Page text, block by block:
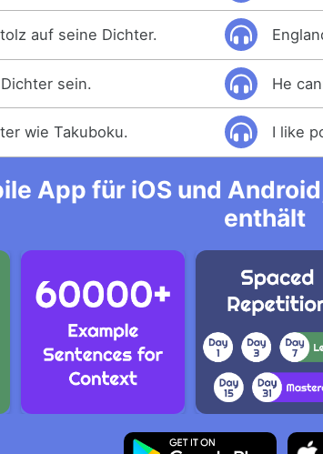
auf seine Dichter.
sein. He
wie Takuboku. I like
App für iOS und
enthält